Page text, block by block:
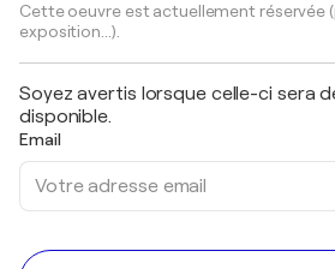
Cette oeuvre est actuellement réservée
exposition...).
Soyez avertis lorsque celle-ci sera
disponible.
Email